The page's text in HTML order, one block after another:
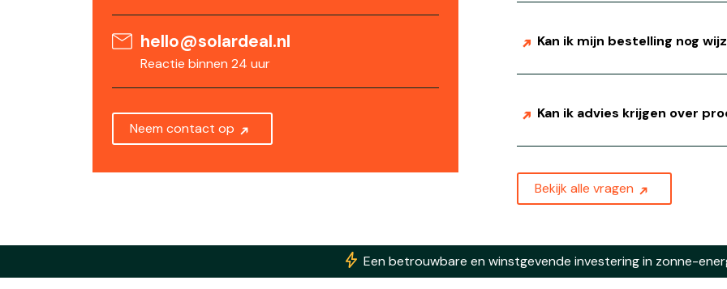
hello@solardeal.nl
Reactie binnen 24 uur
Neem contact op
Kan ik mijn bestelling nog
Kan ik advies krijgen over
Bekijk alle vragen
Een betrouwbare en winstgevende investering in zonne-